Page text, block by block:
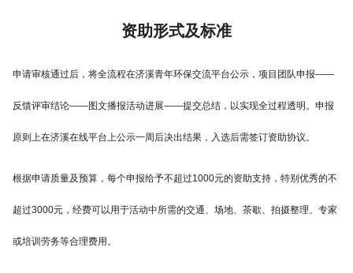
资助形式及标准
申请审核通过后，将全流程在济溪青年环保交流平台公示，项目团队申报——
反馈评审结论——图文播报活动进展——提交总结，以实现全过程透明。申报
原则上在济溪在线平台上公示一周后决出结果，入选后需签订资助协议。
根据申请质量及预算，每个申报给予不超过1000元的资助支持，特别优秀的不
超过3000元，经费可以用于活动中所需的交通、场地、茶歇、拍摄整理、专家
或培训劳务等合理费用。